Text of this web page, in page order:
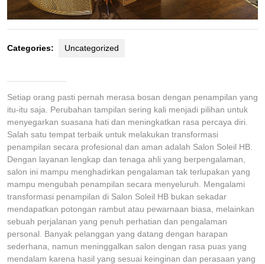
Categories: Uncategorized
Setiap orang pasti pernah merasa bosan dengan penampilan yang
itu-itu saja. Perubahan tampilan sering kali menjadi pilihan untuk
menyegarkan suasana hati dan meningkatkan rasa percaya diri.
Salah satu tempat terbaik untuk melakukan transformasi
penampilan secara profesional dan aman adalah Salon Soleil HB.
Dengan layanan lengkap dan tenaga ahli yang berpengalaman,
salon ini mampu menghadirkan pengalaman tak terlupakan yang
mampu mengubah penampilan secara menyeluruh. Mengalami
transformasi penampilan di Salon Soleil HB bukan sekadar
mendapatkan potongan rambut atau pewarnaan biasa, melainkan
sebuah perjalanan yang penuh perhatian dan pengalaman
personal. Banyak pelanggan yang datang dengan harapan
sederhana, namun meninggalkan salon dengan rasa puas yang
mendalam karena hasil yang sesuai keinginan dan perasaan yang